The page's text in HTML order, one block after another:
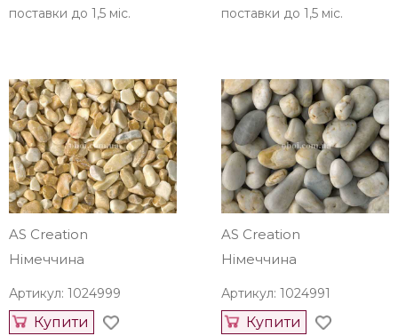
Артикул: 1025007
Купити
1669 грн/панно Під
замовлення термін
поставки до 1,5 міс.
Артикул: 1025015
Купити
1669 грн/панно Під
замовлення термін
поставки до 1,5 міс.